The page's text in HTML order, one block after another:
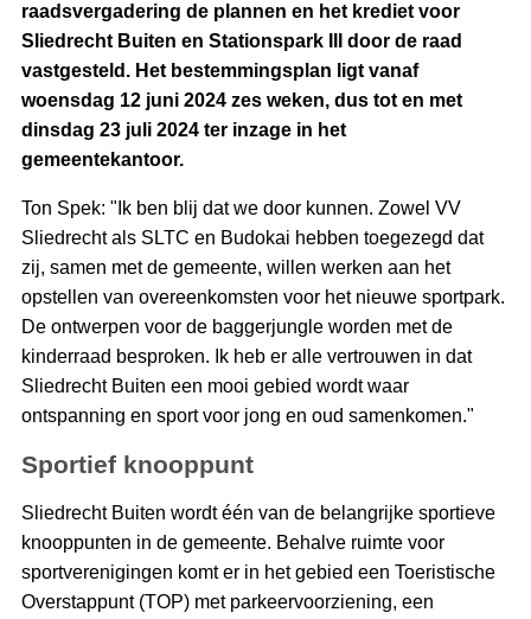
raadsvergadering de plannen en het krediet voor
Sliedrecht Buiten en Stationspark III door de raad
vastgesteld. Het bestemmingsplan ligt vanaf
woensdag 12 juni 2024 zes weken, dus tot en met
dinsdag 23 juli 2024 ter inzage in het
gemeentekantoor.
Ton Spek: "Ik ben blij dat we door kunnen. Zowel VV
Sliedrecht als SLTC en Budokai hebben toegezegd dat
zij, samen met de gemeente, willen werken aan het
opstellen van overeenkomsten voor het nieuwe sportpark.
De ontwerpen voor de baggerjungle worden met de
kinderraad besproken. Ik heb er alle vertrouwen in dat
Sliedrecht Buiten een mooi gebied wordt waar
ontspanning en sport voor jong en oud samenkomen."
Sportief knooppunt
Sliedrecht Buiten wordt één van de belangrijke sportieve
knooppunten in de gemeente. Behalve ruimte voor
sportverenigingen komt er in het gebied een Toeristische
Overstappunt (TOP) met parkeervoorziening, een